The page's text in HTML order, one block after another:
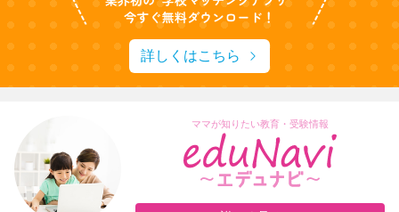
詳しくはこちら
ママが知りたい教育・受験情報